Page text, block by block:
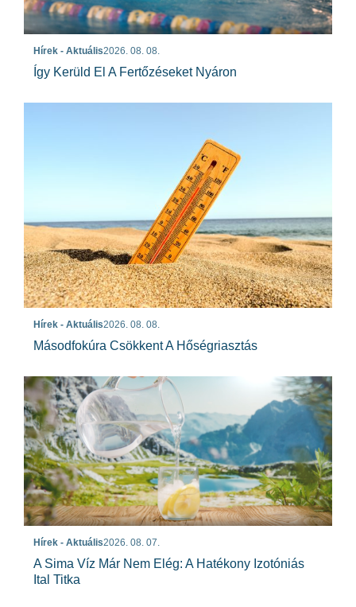
Hírek - Aktuális2026. 08. 08.
Így Kerüld El A Fertőzéseket Nyáron
Hírek - Aktuális2026. 08. 08.
Másodfokúra Csökkent A Hőségriasztás
Hírek - Aktuális2026. 08. 07.
A Sima Víz Már Nem Elég: A Hatékony Izotóniás
Ital Titka